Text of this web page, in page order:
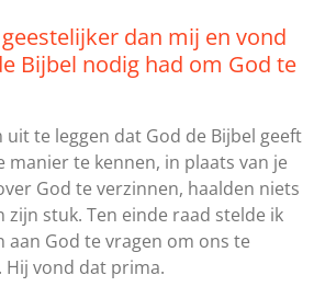
dan mij en vond
Bijbel nodig had om God te
te leggen dat God de Bijbel geeft
manier te kennen, in plaats van je
God te verzinnen, haalden niets
zijn stuk. Ten einde raad stelde ik
aan God te vragen om ons te
vond dat prima.